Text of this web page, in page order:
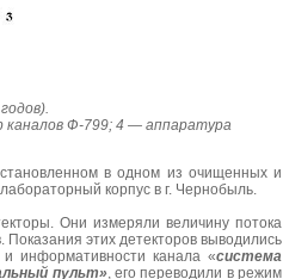
Ф-799; 4 — аппаратура
в одном из очищенных и
корпус в г. Чернобыль.
Они измеряли величину потока
этих детекторов выводились
информативности канала «система
пульт», его переводили в режим